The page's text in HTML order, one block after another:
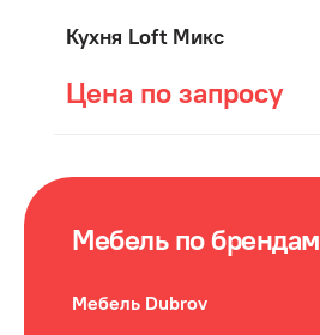
Кухня Loft Микс
Цена по запросу
Мебель по брендам
Мебель Dubrov